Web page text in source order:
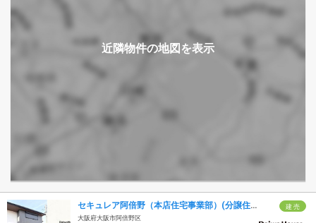
建 売
セキュレア阿倍野（本店住宅事業部）(分譲住宅)
大阪府大阪市阿倍野区